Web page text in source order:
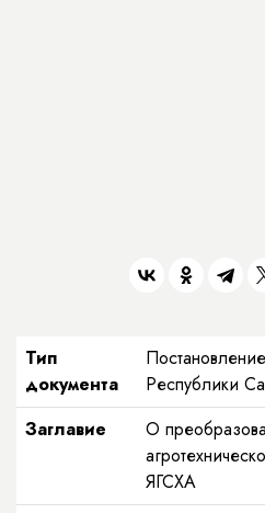
Тип
документа
Республики
Заглавие
О
ЯГСХА